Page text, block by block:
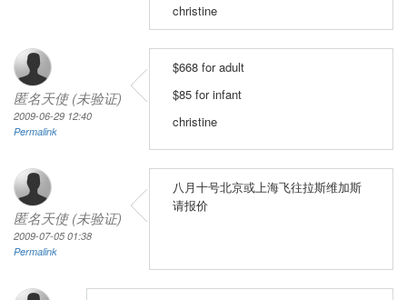
christine
匿名天使 (未验证)
2009-06-29 12:40
Permalink
$668 for adult
$85 for infant
christine
匿名天使 (未验证)
2009-07-05 01:38
Permalink
八月十号北京或上海飞往拉斯维加斯
请报价